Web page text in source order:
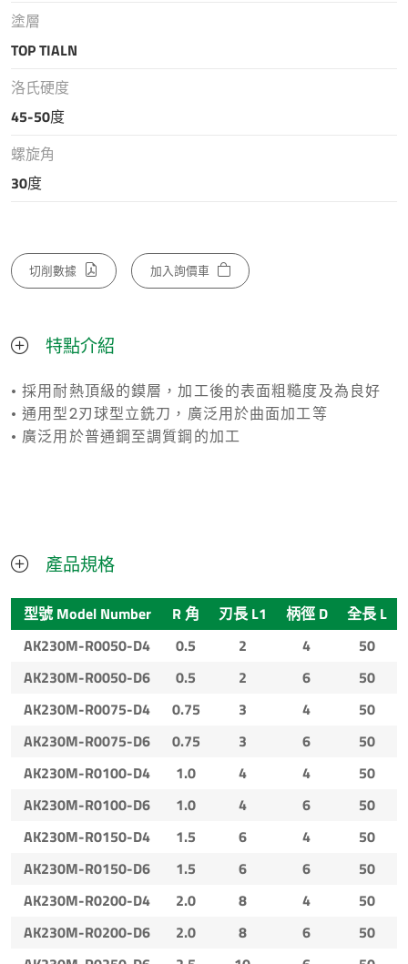
塗層
TOP TIALN
洛氏硬度
45-50度
螺旋角
30度
切削數據 加入詢價車
特點介紹
• 採用耐熱頂級的鏌層，加工後的表面粗糙度及為良好
• 通用型2刃球型立銑刀，廣泛用於曲面加工等
• 廣泛用於普通鋼至調質鋼的加工
產品規格
型號 Model Number R 角 刃長 L1 柄徑 D
全長 L
AK230M-R0050-D4
0.5 2 4
50
AK230M-R0050-D6
0.5 2 6
50
AK230M-R0075-D4
0.75 3 4
50
AK230M-R0075-D6
0.75 3 6
50
AK230M-R0100-D4
1.0 4 4
50
AK230M-R0100-D6
1.0 4 6
50
AK230M-R0150-D4
1.5 6 4
50
AK230M-R0150-D6
1.5 6 6
50
AK230M-R0200-D4
2.0 8 4
50
AK230M-R0200-D6
2.0 8 6
50